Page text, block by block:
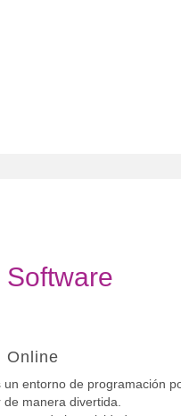
Software
Online
un entorno de programación
de manera divertida.